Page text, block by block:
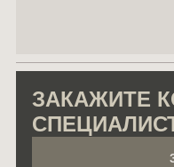
ЗАКАЖИТЕ